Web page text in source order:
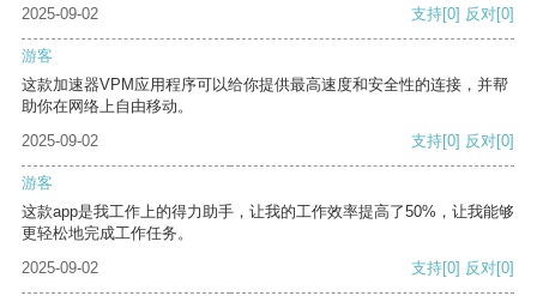
2025-09-02 支持[0] 反对[0]
游客
这款加速器VPM应用程序可以给你提供最高速度和安全性的连接，并帮
助你在网络上自由移动。
2025-09-02
支持[0] 反对[0]
游客
这款app是我工作上的得力助手，让我的工作效率提高了50%，让我能够
更轻松地完成工作任务。
2025-09-02
支持[0] 反对[0]